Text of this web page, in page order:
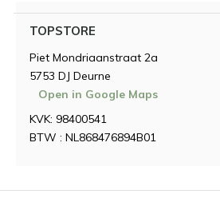
TOPSTORE
Piet Mondriaanstraat 2a
5753 DJ Deurne
Open in Google Maps
KVK: 98400541
BTW : NL868476894B01